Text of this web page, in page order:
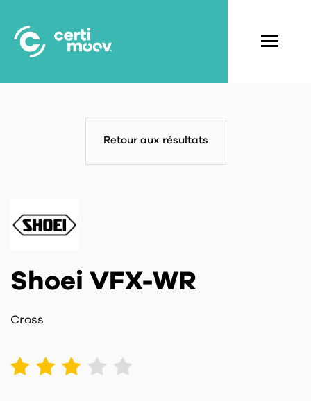
contenu
principal
Retour aux résultats
Shoei VFX-WR
Cross
1 2 3 4 5